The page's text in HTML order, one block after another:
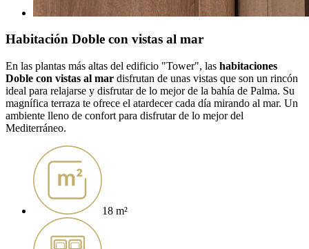
Habitación Doble con vistas al mar
En las plantas más altas del edificio "Tower", las habitaciones
Doble con vistas al mar disfrutan de unas vistas que son un rincón
ideal para relajarse y disfrutar de lo mejor de la bahía de Palma. Su
magnífica terraza te ofrece el atardecer cada día mirando al mar. Un
ambiente lleno de confort para disfrutar de lo mejor del
Mediterráneo.
18 m²